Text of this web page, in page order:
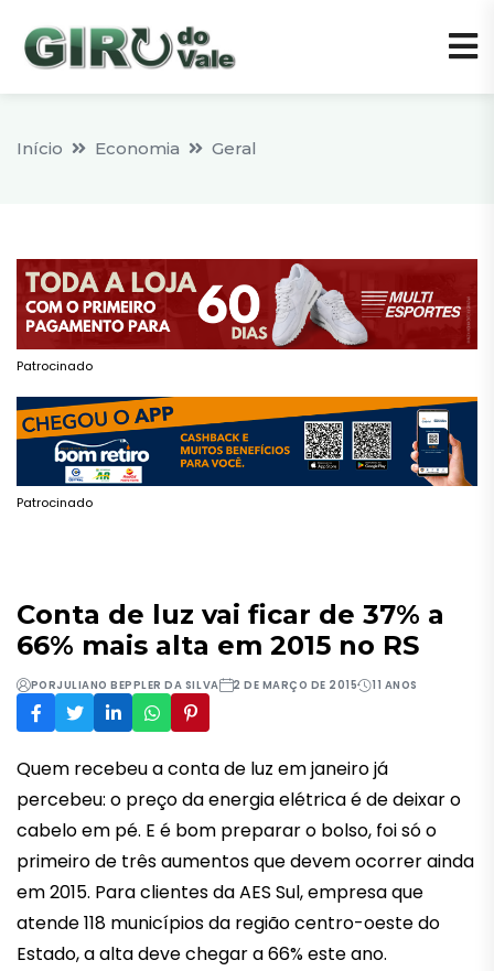
Início Economia Geral
Patrocinado
Patrocinado
Conta de luz vai ficar de 37% a
66% mais alta em 2015 no RS
PORJULIANO BEPPLER DA SILVA 2 DE MARÇO DE 2015 11 ANOS
Quem recebeu a conta de luz em janeiro já
percebeu: o preço da energia elétrica é de deixar o
cabelo em pé. E é bom preparar o bolso, foi só o
primeiro de três aumentos que devem ocorrer ainda
em 2015. Para clientes da AES Sul, empresa que
atende 118 municípios da região centro-oeste do
Estado, a alta deve chegar a 66% este ano.